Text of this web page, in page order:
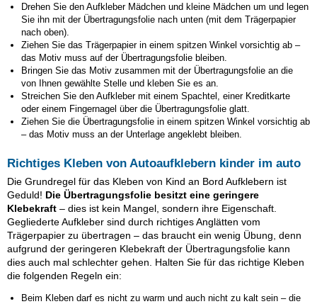
Drehen Sie den Aufkleber Mädchen und kleine Mädchen um und legen
Sie ihn mit der Übertragungsfolie nach unten (mit dem Trägerpapier
nach oben).
Ziehen Sie das Trägerpapier in einem spitzen Winkel vorsichtig ab –
das Motiv muss auf der Übertragungsfolie bleiben.
Bringen Sie das Motiv zusammen mit der Übertragungsfolie an die
von Ihnen gewählte Stelle und kleben Sie es an.
Streichen Sie den Aufkleber mit einem Spachtel, einer Kreditkarte
oder einem Fingernagel über die Übertragungsfolie glatt.
Ziehen Sie die Übertragungsfolie in einem spitzen Winkel vorsichtig ab
– das Motiv muss an der Unterlage angeklebt bleiben.
Richtiges Kleben von Autoaufklebern kinder im auto
Die Grundregel für das Kleben von Kind an Bord Aufklebern ist
Geduld! Die Übertragungsfolie besitzt eine geringere
Klebekraft – dies ist kein Mangel, sondern ihre Eigenschaft.
Gegliederte Aufkleber sind durch richtiges Anglätten vom
Trägerpapier zu übertragen – das braucht ein wenig Übung, denn
aufgrund der geringeren Klebekraft der Übertragungsfolie kann
dies auch mal schlechter gehen. Halten Sie für das richtige Kleben
die folgenden Regeln ein:
Beim Kleben darf es nicht zu warm und auch nicht zu kalt sein – die